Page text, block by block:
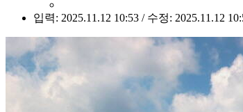
입력: 2025.11.12 10:53 / 수정: 2025.11.12